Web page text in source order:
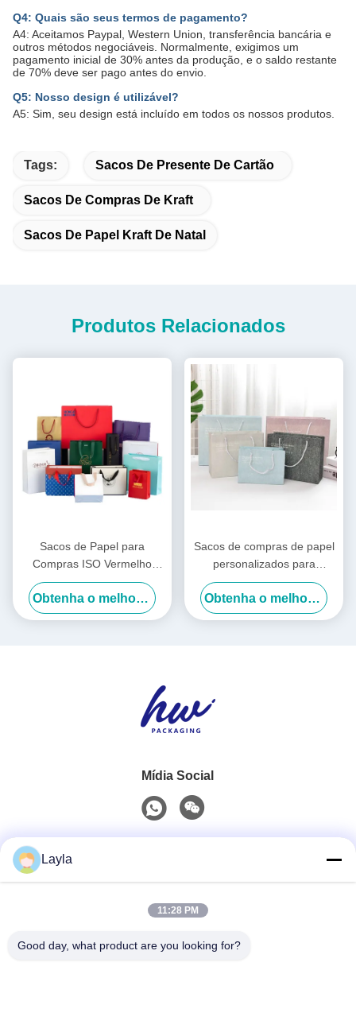
Q4: Quais são seus termos de pagamento?
A4: Aceitamos Paypal, Western Union, transferência bancária e
outros métodos negociáveis. Normalmente, exigimos um
pagamento inicial de 30% antes da produção, e o saldo restante
de 70% deve ser pago antes do envio.
Q5: Nosso design é utilizável?
A5: Sim, seu design está incluído em todos os nossos produtos.
Tags: Sacos De Presente De Cartão
Sacos De Compras De Kraft
Sacos De Papel Kraft De Natal
Produtos Relacionados
Sacos de Papel para
Compras ISO Vermelho
Roxo Roupas Sacolas de
Compras Logotipo
Personalizado
Obtenha o melhor preço
Sacos de compras de papel
personalizados para
presentes portáteis estilo
INS Sacos de presente de
aniversário
Obtenha o melhor preço
Mídia Social
0086-18688885859
Layla
11:28 PM
Good day, what product are you looking for?